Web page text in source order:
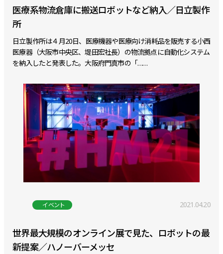
医療系物流倉庫に搬送ロボットなど納入／日立製作
所
日立製作所は４月20日、医療機器や医療向け消耗品を販売する小西
医療器（大阪市中央区、堤田宏社長）の物流拠点に自動化システム
を納入したと発表した。大阪府門真市の「……
イベント 2021.04.20
世界最大規模のオンライン展で見た、ロボットの最
新提案／ハノーバーメッセ